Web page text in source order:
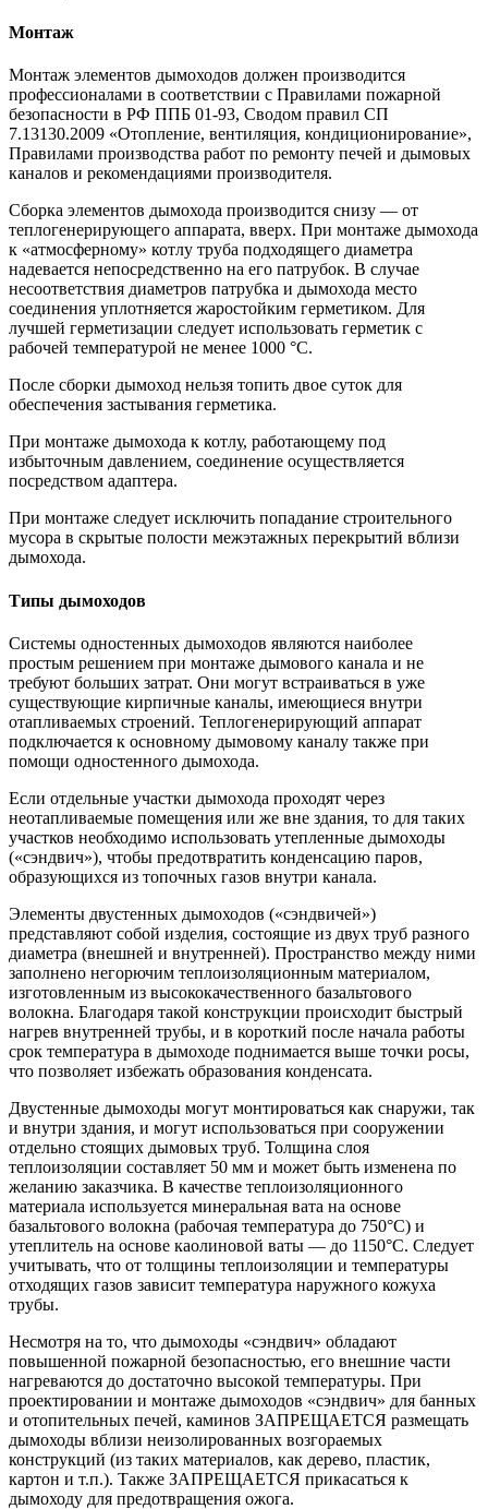
Монтаж
Монтаж элементов дымоходов должен производится
профессионалами в соответствии с Правилами пожарной
безопасности в РФ ППБ 01-93, Сводом правил СП
7.13130.2009 «Отопление, вентиляция, кондиционирование»,
Правилами производства работ по ремонту печей и дымовых
каналов и рекомендациями производителя.
Сборка элементов дымохода производится снизу — от
теплогенерирующего аппарата, вверх. При монтаже дымохода
к «атмосферному» котлу труба подходящего диаметра
надевается непосредственно на его патрубок. В случае
несоответствия диаметров патрубка и дымохода место
соединения уплотняется жаростойким герметиком. Для
лучшей герметизации следует использовать герметик с
рабочей температурой не менее 1000 °С.
После сборки дымоход нельзя топить двое суток для
обеспечения застывания герметика.
При монтаже дымохода к котлу, работающему под
избыточным давлением, соединение осуществляется
посредством адаптера.
При монтаже следует исключить попадание строительного
мусора в скрытые полости межэтажных перекрытий вблизи
дымохода.
Типы дымоходов
Системы одностенных дымоходов являются наиболее
простым решением при монтаже дымового канала и не
требуют больших затрат. Они могут встраиваться в уже
существующие кирпичные каналы, имеющиеся внутри
отапливаемых строений. Теплогенерирующий аппарат
подключается к основному дымовому каналу также при
помощи одностенного дымохода.
Если отдельные участки дымохода проходят через
неотапливаемые помещения или же вне здания, то для таких
участков необходимо использовать утепленные дымоходы
(«сэндвич»), чтобы предотвратить конденсацию паров,
образующихся из топочных газов внутри канала.
Элементы двустенных дымоходов («сэндвичей»)
представляют собой изделия, состоящие из двух труб разного
диаметра (внешней и внутренней). Пространство между ними
заполнено негорючим теплоизоляционным материалом,
изготовленным из высококачественного базальтового
волокна. Благодаря такой конструкции происходит быстрый
нагрев внутренней трубы, и в короткий после начала работы
срок температура в дымоходе поднимается выше точки росы,
что позволяет избежать образования конденсата.
Двустенные дымоходы могут монтироваться как снаружи, так
и внутри здания, и могут использоваться при сооружении
отдельно стоящих дымовых труб. Толщина слоя
теплоизоляции составляет 50 мм и может быть изменена по
желанию заказчика. В качестве теплоизоляционного
материала используется минеральная вата на основе
базальтового волокна (рабочая температура до 750°С) и
утеплитель на основе каолиновой ваты — до 1150°С. Следует
учитывать, что от толщины теплоизоляции и температуры
отходящих газов зависит температура наружного кожуха
трубы.
Несмотря на то, что дымоходы «сэндвич» обладают
повышенной пожарной безопасностью, его внешние части
нагреваются до достаточно высокой температуры. При
проектировании и монтаже дымоходов «сэндвич» для банных
и отопительных печей, каминов ЗАПРЕЩАЕТСЯ размещать
дымоходы вблизи неизолированных возгораемых
конструкций (из таких материалов, как дерево, пластик,
картон и т.п.). Также ЗАПРЕЩАЕТСЯ прикасаться к
дымоходу для предотвращения ожога.